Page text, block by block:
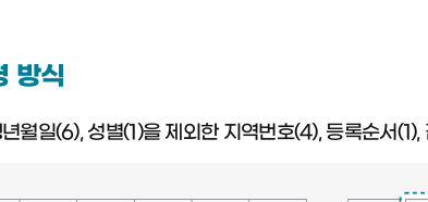
방식
월일(6), 성별(1)을 제외한 지역번호(4), 등록순서